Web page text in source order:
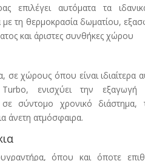
επιλέγει αυτόματα τα
τη θερμοκρασία δωματίου,
και άριστες συνθήκες χώρου
σε χώρους όπου είναι ιδιαίτερα
Turbo, ενισχύει την εξαγωγή
σε σύντομο χρονικό διάστημα,
άνετη ατμόσφαιρα.
όπου και όποτε